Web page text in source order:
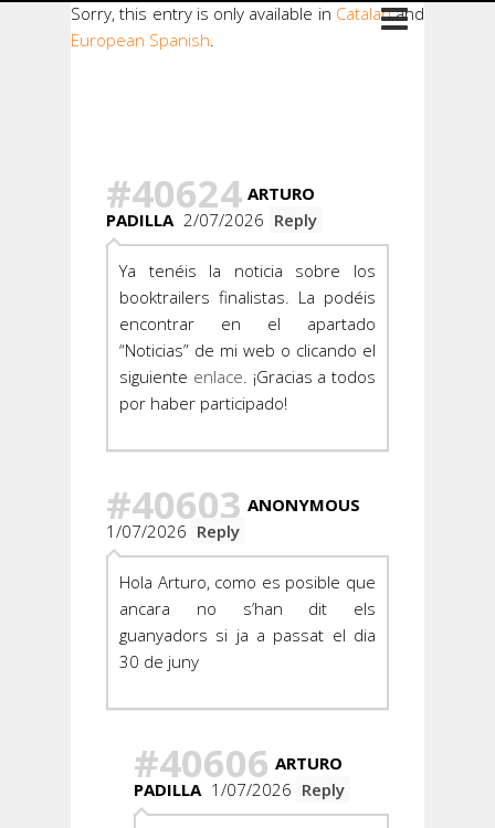
Sorry, this entry is only available in Catalanand
European Spanish.
#40624 ARTURO
PADILLA 2/07/2026 Reply
Ya tenéis la noticia sobre los
booktrailers finalistas. La podéis
encontrar en el apartado
“Noticias” de mi web o clicando el
siguiente enlace. ¡Gracias a todos
por haber participado!
#40603 ANONYMOUS
1/07/2026 Reply
Hola Arturo, como es posible que
ancara no s’han dit els
guanyadors si ja a passat el dia
30 de juny
#40606 ARTURO
PADILLA 1/07/2026 Reply